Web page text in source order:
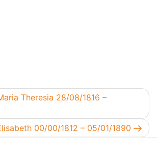
Theresia 28/08/1816 –
00/00/1812 – 05/01/1890